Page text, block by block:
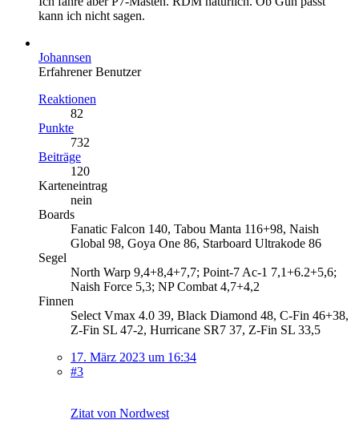
kann ich nicht sagen.
Johannsen
Erfahrener Benutzer
Reaktionen
82
Punkte
732
Beiträge
120
Karteneintrag
nein
Boards
Fanatic Falcon 140, Tabou Manta 116+98, Naish
Global 98, Goya One 86, Starboard Ultrakode 86
Segel
North Warp 9,4+8,4+7,7; Point-7 Ac-1 7,1+6.2+5,6;
Naish Force 5,3; NP Combat 4,7+4,2
Finnen
Select Vmax 4.0 39, Black Diamond 48, C-Fin 46+38,
Z-Fin SL 47-2, Hurricane SR7 37, Z-Fin SL 33,5
17. März 2023 um 16:34
#3
Zitat von Nordwest